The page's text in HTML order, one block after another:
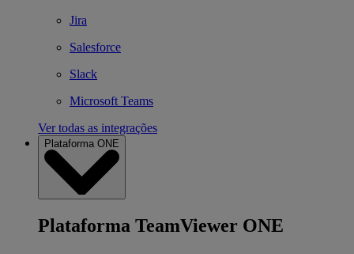
Jira
Salesforce
Slack
Microsoft Teams
Ver todas as integrações
Plataforma ONE
Plataforma TeamViewer ONE